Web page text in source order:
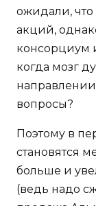
ожидали,
акций,
консорциум
когда мозг
вопросы?
Поэтому в
становятся
больше и
(ведь надо